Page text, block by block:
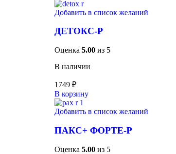
Добавить в список желаний
ДЕТОКС-Р
Оценка 5.00 из 5
В наличии
1749 ₽
В корзину
Добавить в список желаний
ПАКС+ ФОРТЕ-Р
Оценка 5.00 из 5